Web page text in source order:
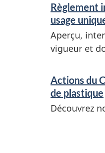
Règlement
usage
Aperçu,
vigueur et
Actions du
de plastique
Découvrez